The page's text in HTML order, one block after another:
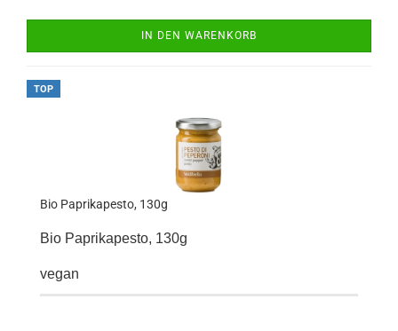
IN DEN WARENKORB
TOP
Bio Paprikapesto, 130g
Bio Paprikapesto, 130g
vegan